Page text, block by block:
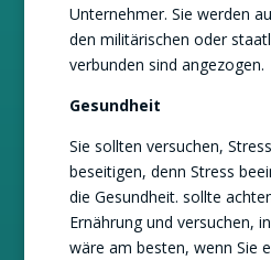
Unternehmer. Sie werden
den militärischen oder
verbunden sind angezogen.
Gesundheit
Sie sollten versuchen,
beseitigen, denn Stress
die Gesundheit. sollte
Ernährung und versuchen,
wäre am besten, wenn Sie